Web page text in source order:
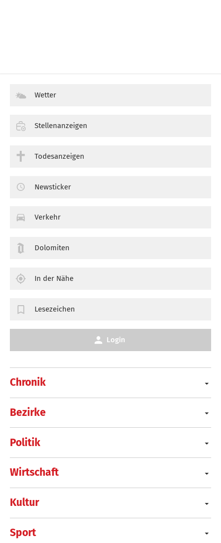
Chronik
Bezirke
Politik
Wirtschaft
Kultur
Sport
Wetter
Stellenanzeigen
Todesanzeigen
Newsticker
Verkehr
Dolomiten
In der Nähe
Lesezeichen
Login